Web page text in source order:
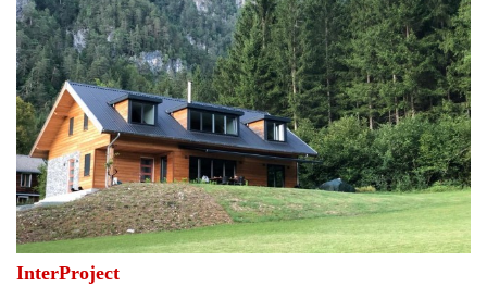
InterProject